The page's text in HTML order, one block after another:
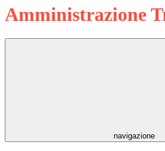
Amministrazione
navigazione